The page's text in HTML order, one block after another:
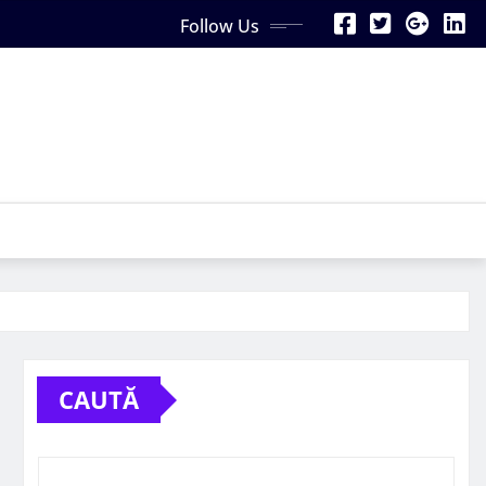
Follow Us
CAUTĂ